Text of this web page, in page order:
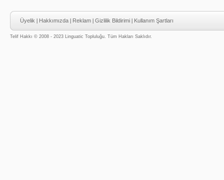
Üyelik | Hakkımızda | Reklam | Gizlilik Bildirimi | Kullanım Şartları
Telif Hakkı © 2008 - 2023 Linguatic Topluluğu. Tüm Hakları Saklıdır.